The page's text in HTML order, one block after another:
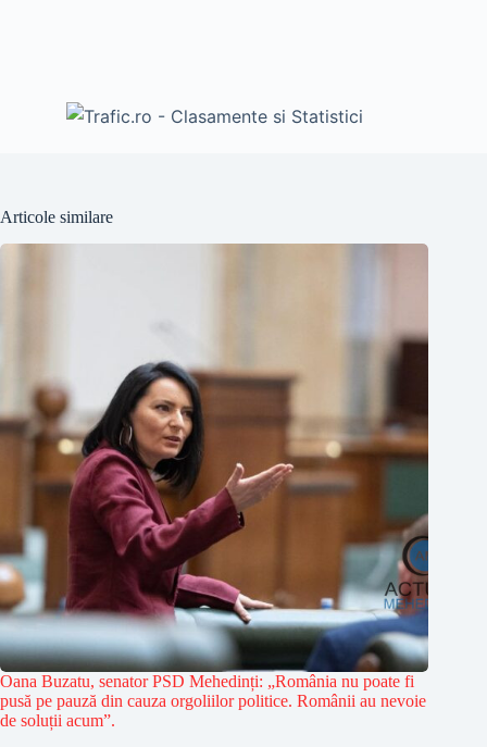
Articole similare
Oana Buzatu, senator PSD Mehedinți: „România nu poate fi
pusă pe pauză din cauza orgoliilor politice. Românii au nevoie
de soluții acum”.